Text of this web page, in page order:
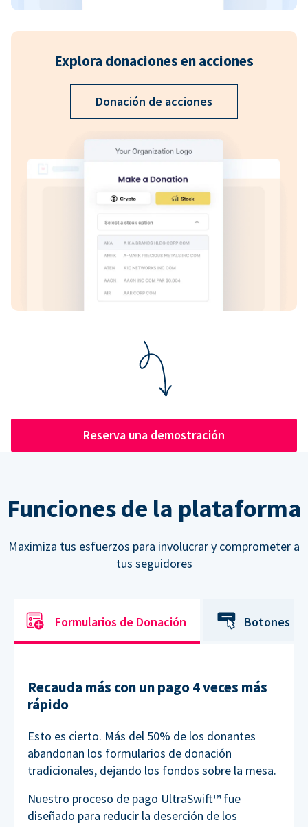
Explora donaciones en acciones
Donación de acciones
Reserva una demostración
Funciones de la plataforma
Maximiza tus esfuerzos para involucrar y comprometer a
tus seguidores
Formularios de Donación Botones
Recauda más con un pago 4 veces más
rápido
Esto es cierto. Más del 50% de los donantes
abandonan los formularios de donación
tradicionales, dejando los fondos sobre la mesa.
Nuestro proceso de pago UltraSwift™ fue
diseñado para reducir la deserción de los